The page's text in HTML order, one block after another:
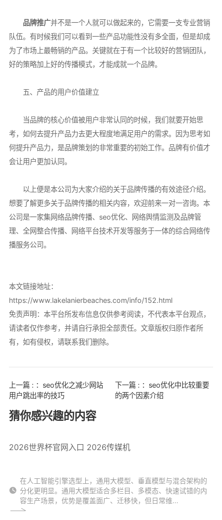
品牌推广并不是一个人就可以做起来的，它需要一支专业营销
队伍。有时候我们可以看到一些产品功能性没有多全面，但是却成
为了市场上最畅销的产品。关键就在于有一个比较好的营销团队，
好的策略加上好的传播模式，才能成就一个品牌。
五、产品的用户价值建立
当品牌的核心价值被用户非常认同的时候，我们就要开始思
考，如何去提升产品力去更大程度地满足用户的需求。因为思考如
何提升产品力，是品牌策划的非常重要的初始工作。品牌有价值才
会让用户更加认同。
以上便是本公司为大家介绍的关于品牌传播的有效途径介绍。
想要了解更多关于品牌传播的相关内容，欢迎前来一对一咨询。本
公司是一家集网络品牌传播、seo优化、网络舆情监测及品牌管
理、全网整合传播、网络平台技术开发等服务于一体的综合网络传
播服务公司。
本文链接地址：
https://www.lakelanierbeaches.com/info/152.html
免责声明：本平台所发布信息仅供参考阅读，不代表本平台观点，
请读者仅作参考，并请自行承担全部责任。文章版权归原作者所
有，如有侵权，请联系我们删除。
上一篇 : ：seo优化之减少网站
用户跳出率的技巧
下一篇 : ：seo优化中比较重要
的两个因素介绍
猜你感兴趣的内容
2026世界杯官网入口 2026传媒机
在人工智能引擎选型上，通用大模型、垂直模型与混合架构的
分化更明显。通用大模型适合多栏目、多模态、快速试错的内
容生产场景，优势是覆盖面广、迁移快，但日常维...